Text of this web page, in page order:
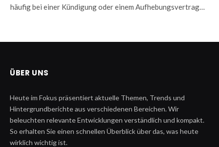
häufig bei einer Kündigung oder einem Aufhebungsvertrag…
ÜBER UNS
Heute im Fokus präsentiert aktuelle Themen, Trends und
Hintergrundberichte aus verschiedenen Bereichen. Wir
beleuchten relevante Entwicklungen verständlich und kompakt.
So erhalten Sie einen schnellen Überblick über das, was heute
wirklich wichtig ist.